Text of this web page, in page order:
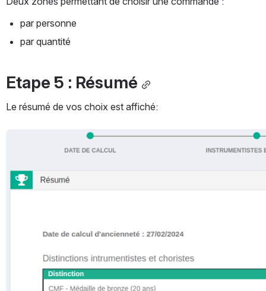
par personne
par quantité
Etape 5 : Résumé
Le résumé de vos choix est affiché: